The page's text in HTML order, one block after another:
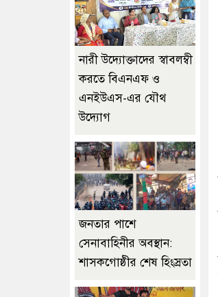
নারী উদ্যোক্তাদের স্বাবলম্বী
করতে বিএনএফ ও
এনইউএস-এর যৌথ
উদ্যোগ
জনতার পাশে
সেনাবাহিনীর অবস্থান:
শাসকগোষ্ঠীর শেষ হিংস্রতা